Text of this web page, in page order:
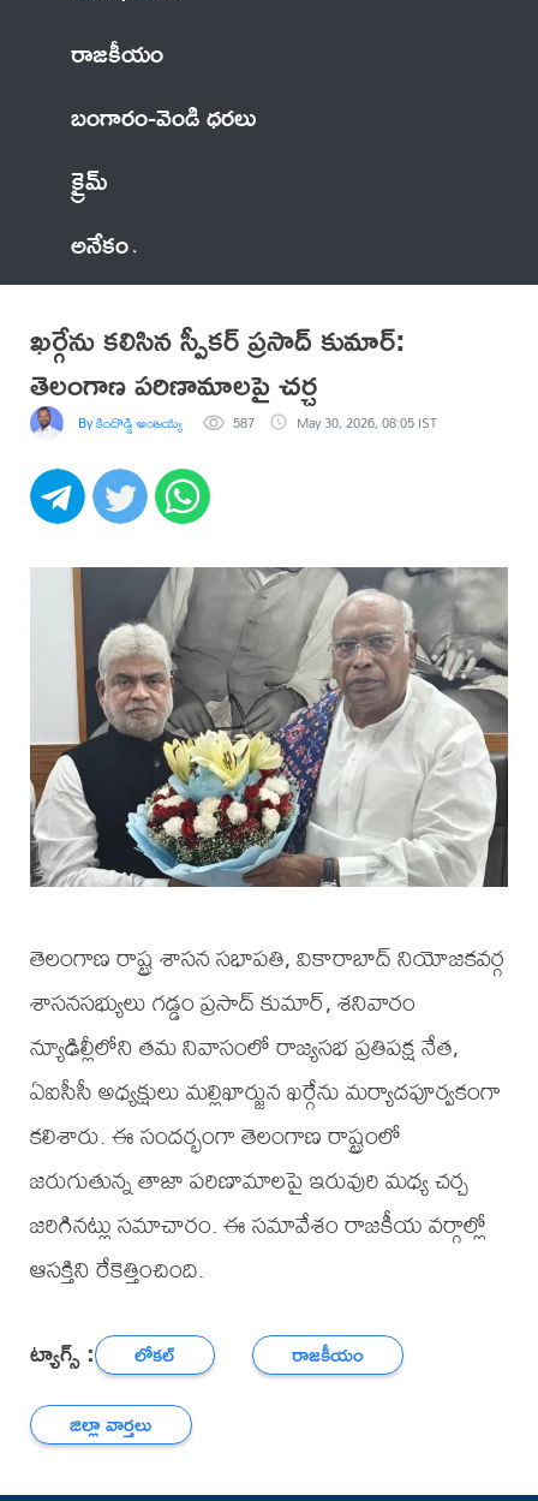
రాజకీయం
బంగారం-వెండి ధరలు
క్రైమ్
అనేకం
ఖర్గేను కలిసిన స్పీకర్ ప్రసాద్ కుమార్:
తెలంగాణ పరిణామాలపై చర్చ
By కిందొడ్డి అంజయ్య వికారాబాద్ జిల్లా
587 May 30, 2026, 08:05 IST
తెలంగాణ రాష్ట్ర శాసన సభాపతి, వికారాబాద్ నియోజకవర్గ
శాసనసభ్యులు గడ్డం ప్రసాద్ కుమార్, శనివారం
న్యూఢిల్లీలోని తమ నివాసంలో రాజ్యసభ ప్రతిపక్ష నేత,
ఏఐసీసీ అధ్యక్షులు మల్లిఖార్జున ఖర్గేను మర్యాదపూర్వకంగా
కలిశారు. ఈ సందర్భంగా తెలంగాణ రాష్ట్రంలో
జరుగుతున్న తాజా పరిణామాలపై ఇరువురి మధ్య చర్చ
జరిగినట్లు సమాచారం. ఈ సమావేశం రాజకీయ వర్గాల్లో
ఆసక్తిని రేకెత్తించింది.
ట్యాగ్స్ : లోకల్
రాజకీయం
జిల్లా వార్తలు